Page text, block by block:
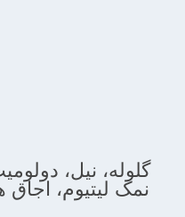
صنعت
نیل، دولومیت سوخته
اجاق های